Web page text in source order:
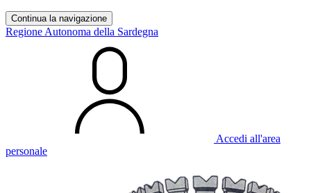
Continua la navigazione
Regione Autonoma della Sardegna
Accedi all'area
personale